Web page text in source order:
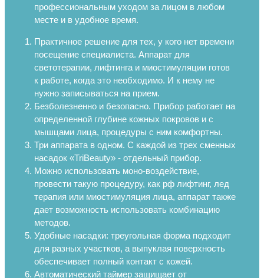
профессиональным уходом за лицом в любом
месте и в удобное время.
Практичное решение для тех, у кого нет времени
посещение специалиста. Аппарат для
светотерапии, лифтинга и миостимуляции готов
к работе, когда это необходимо. И к нему не
нужно записываться на прием.
Безболезненно и безопасно. Прибор работает на
определенной глубине кожных покровов и с
мышцами лица, процедуры с ним комфортны.
Три аппарата в одном. С каждой из трех сменных
насадок «TriBeauty» - отдельный прибор.
Можно использовать моно-воздействие,
провести такую процедуру, как рф лифтинг, лед
терапия или миостимуляция лица, аппарат также
дает возможность использовать комбинацию
методов.
Удобные насадки: треугольная форма подходит
для разных участков, а выпуклая поверхность
обеспечивает полный контакт с кожей.
Автоматический таймер защищает от